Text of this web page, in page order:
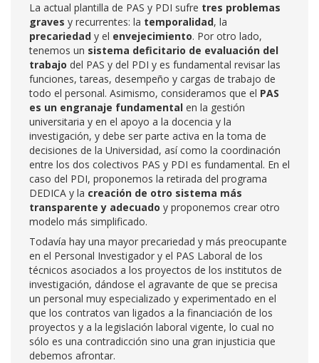
La actual plantilla de PAS y PDI sufre tres problemas
graves y recurrentes: la temporalidad, la
precariedad y el envejecimiento. Por otro lado,
tenemos un sistema deficitario de evaluación del
trabajo del PAS y del PDI y es fundamental revisar las
funciones, tareas, desempeño y cargas de trabajo de
todo el personal. Asimismo, consideramos que el PAS
es un engranaje fundamental en la gestión
universitaria y en el apoyo a la docencia y la
investigación, y debe ser parte activa en la toma de
decisiones de la Universidad, así como la coordinación
entre los dos colectivos PAS y PDI es fundamental. En el
caso del PDI, proponemos la retirada del programa
DEDICA y la creación de otro sistema más
transparente y adecuado y proponemos crear otro
modelo más simplificado.
Todavía hay una mayor precariedad y más preocupante
en el Personal Investigador y el PAS Laboral de los
técnicos asociados a los proyectos de los institutos de
investigación, dándose el agravante de que se precisa
un personal muy especializado y experimentado en el
que los contratos van ligados a la financiación de los
proyectos y a la legislación laboral vigente, lo cual no
sólo es una contradicción sino una gran injusticia que
debemos afrontar.